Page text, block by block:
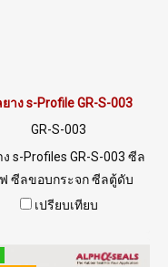
าง s-Profile GR-S-003
GR-S-003
s-Profiles GR-S-003 ซีล
ซีลขอบกระจก ซีลตู้ดับ
พร้อมส่ง Tel: 0 2489 5525
เปรียบเทียบ